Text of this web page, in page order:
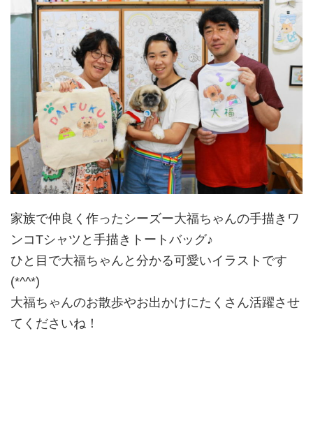
家族で仲良く作ったシーズー大福ちゃんの手描きワ
ンコTシャツと手描きトートバッグ♪
ひと目で大福ちゃんと分かる可愛いイラストです
(*^^*)
大福ちゃんのお散歩やお出かけにたくさん活躍させ
てくださいね！